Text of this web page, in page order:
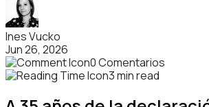
Ines Vucko
Jun 26, 2026
0 Comentarios
3 min read